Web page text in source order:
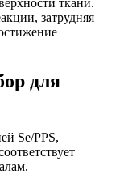
затрудняя
для
Se/PPS,